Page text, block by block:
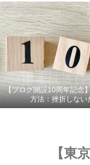
【ブログ開設10周年記念
方法：挫折しない
【東